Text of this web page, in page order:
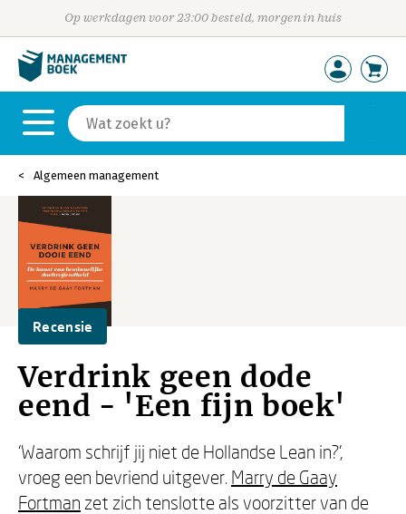
Op werkdagen voor 23:00 besteld, morgen in huis
Algemeen management
Recensie
Verdrink geen dode
eend - 'Een fijn boek'
‘Waarom schrijf jij niet de Hollandse Lean in?’,
vroeg een bevriend uitgever. Marry de Gaay
Fortman zet zich tenslotte als voorzitter van de